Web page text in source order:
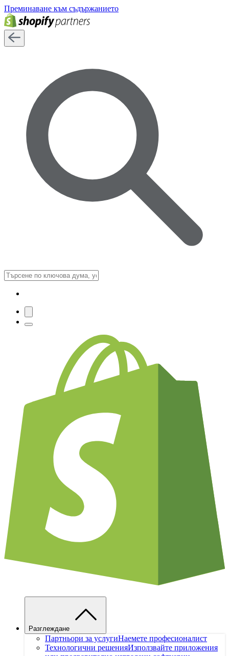
Преминаване към съдържанието
Разглеждане
Партньори за услугиНаемете професионалист
Технологични решенияИзползвайте приложения